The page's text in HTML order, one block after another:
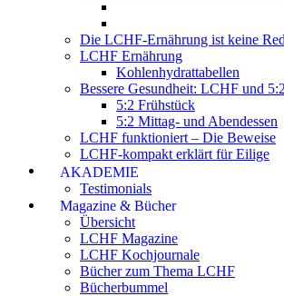
Die LCHF-Ernährung ist keine
LCHF Ernährung
Kohlenhydrattabellen
Bessere Gesundheit: LCHF und
5:2 Frühstück
5:2 Mittag- und Abendessen
LCHF funktioniert – Die Beweise
LCHF-kompakt erklärt für Eilige
AKADEMIE
Testimonials
Magazine & Bücher
Übersicht
LCHF Magazine
LCHF Kochjournale
Bücher zum Thema LCHF
Bücherbummel